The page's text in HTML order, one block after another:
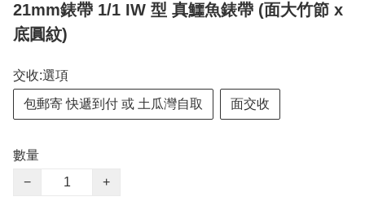
21mm錶帶 1/1 IW 型 真鱷魚錶帶 (面大竹節 x
底圓紋)
交收:選項
包郵寄 快遞到付 或 土瓜灣自取 面交收
數量
−
+